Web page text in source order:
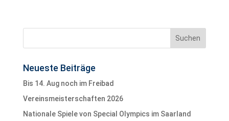
Neueste Beiträge
Bis 14. Aug noch im Freibad
Vereinsmeisterschaften 2026
Nationale Spiele von Special Olympics im Saarland